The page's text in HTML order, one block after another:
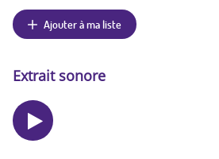
Ajouter à ma liste
Extrait sonore